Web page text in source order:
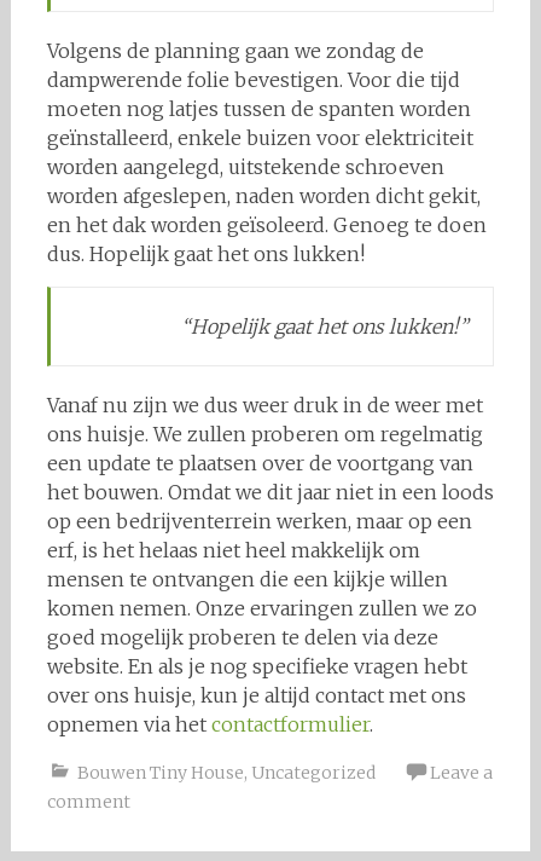
Volgens de planning gaan we zondag de
dampwerende folie bevestigen. Voor die tijd
moeten nog latjes tussen de spanten worden
geïnstalleerd, enkele buizen voor elektriciteit
worden aangelegd, uitstekende schroeven
worden afgeslepen, naden worden dicht gekit,
en het dak worden geïsoleerd. Genoeg te doen
dus. Hopelijk gaat het ons lukken!
“Hopelijk gaat het ons lukken!”
Vanaf nu zijn we dus weer druk in de weer met
ons huisje. We zullen proberen om regelmatig
een update te plaatsen over de voortgang van
het bouwen. Omdat we dit jaar niet in een loods
op een bedrijventerrein werken, maar op een
erf, is het helaas niet heel makkelijk om
mensen te ontvangen die een kijkje willen
komen nemen. Onze ervaringen zullen we zo
goed mogelijk proberen te delen via deze
website. En als je nog specifieke vragen hebt
over ons huisje, kun je altijd contact met ons
opnemen via het contactformulier.
Bouwen Tiny House, Uncategorized
Leave a
comment